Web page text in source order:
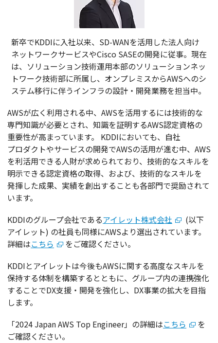
新卒でKDDIに入社以来、SD-WANを活用した法人向け
ネットワークサービスやCisco SASEの開発に従事。現在
は、ソリューション技術運用本部のソリューションネッ
トワーク技術部に所属し、オンプレミスからAWSへのシ
ステム移行に伴うインフラの設計・開発業務を担当中。
AWSが広く利用される中、AWSを活用するには技術的な
専門知識が必要とされ、 知識を証明するAWS認定資格の
重要性が高まっています。 KDDIにおいても、 自社
プロダクトやサービスの開発でAWSの活用が進む中、AWS
を利活用できる人財が求められており、 技術的なスキルを
明示できる認定資格の取得、および、 技術的なスキルを
発揮した成果、 実績を創出することも各部門で奨励されて
います。
KDDIのグループ会社であるアイレット株式会社 (以下
アイレット) の社員も同様にAWSより選出されています。
詳細はこちら をご確認ください。
KDDIとアイレットは今後もAWSに関する高度なスキルを
保持する体制を構築するとともに、 グループ内の連携強化
することでDX支援 ・ 開発を強化し、DX事業の拡大を目指
します。
「2024 Japan AWS Top Engineer」の詳細はこちら
を
ご確認ください。